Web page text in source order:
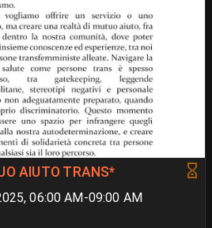
AIUTO TRANS*
06:00 AM-09:00 AM